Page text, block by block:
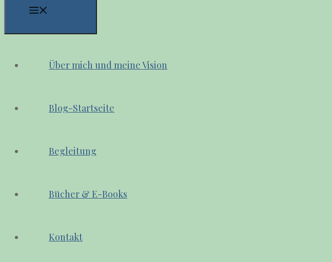
Über mich und meine Vision
Blog-Startseite
Begleitung
Bücher & E-Books
Kontakt